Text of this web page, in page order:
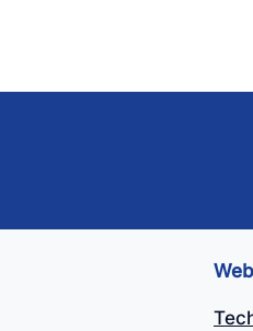
Web